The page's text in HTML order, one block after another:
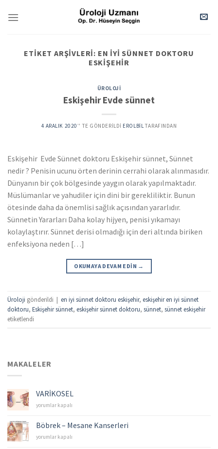
ETIKET ARŞIVLERI: EN IYI SÜNNET DOKTORU
ESKIŞEHIR
ÜROLOJI
Eskişehir Evde sünnet
4 ARALIK 2020’' TE GÖNDERILDI EROLBIL TARAFINDAN
Eskişehir Evde Sünnet doktoru Eskişehir sünnet, Sünnet
nedir ? Penisin ucunu örten derinin cerrahi olarak alınmasıdır.
Dünyanın bir çok bölgesinde yaygın olarak yapılmaktadır.
Müslümanlar ve yahudiler için dini bir gerekliliktir. Bunun
ötesinde daha da önemlisi sağlık açısından yararlıdır.
Sünnetin Yararları Daha kolay hijyen, penisi yıkamayı
kolaylaştırır. Sünnet derisi olmadığı için deri altında biriken
enfeksiyona neden […]
OKUMAYA DEVAM EDIN →
Üroloji gönderildi | en iyi sünnet doktoru eskişehir, eskişehir en iyi sünnet
doktoru, Eskişehir sünnet, eskişehir sünnet doktoru, sünnet, sünnet eskişehir
etiketlendi
MAKALELER
VARİKOSEL
VARİKOSEL
yorumlar kapalı
Böbrek – Mesane Kanserleri
Böbrek
yorumlar kapalı